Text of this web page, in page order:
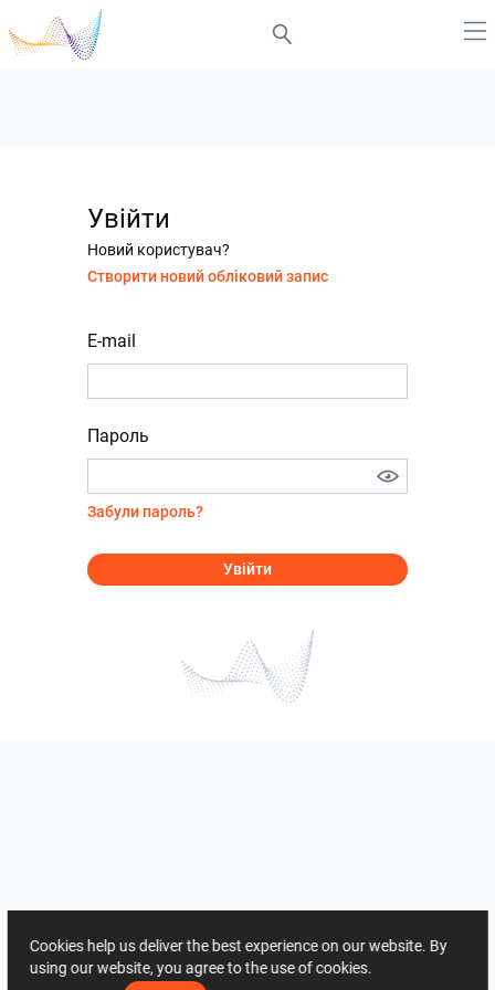
Увійти
Новий користувач?
Створити новий обліковий запис
E-mail
Пароль
Забули пароль?
Увійти
Cookies help us deliver the best experience on our website. By
using our website, you agree to the use of cookies.